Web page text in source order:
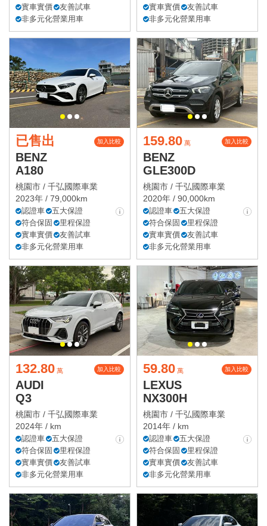
實車實價
友善試車
非多元化營業用車
實車實價
友善試車
非多元化營業用車
已售出 加入比較
BENZ
A180
桃園市 / 千弘國際車業
2023年 / 79,000km
認證車
五大保證
符合保固
里程保證
實車實價
友善試車
非多元化營業用車
159.80 萬 加入比較
BENZ
GLE300D
桃園市 / 千弘國際車業
2020年 / 90,000km
認證車
五大保證
符合保固
里程保證
實車實價
友善試車
非多元化營業用車
132.80 萬 加入比較
AUDI
Q3
桃園市 / 千弘國際車業
2024年 / km
認證車
五大保證
符合保固
里程保證
實車實價
友善試車
非多元化營業用車
59.80 萬 加入比較
LEXUS
NX300H
桃園市 / 千弘國際車業
2014年 / km
認證車
五大保證
符合保固
里程保證
實車實價
友善試車
非多元化營業用車